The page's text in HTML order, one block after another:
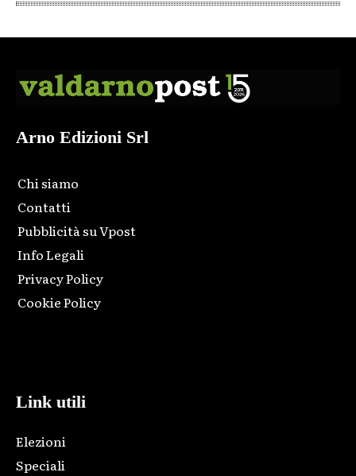
Arno Edizioni Srl
Chi siamo
Contatti
Pubblicità su Vpost
Info Legali
Privacy Policy
Cookie Policy
Link utili
Elezioni
Speciali